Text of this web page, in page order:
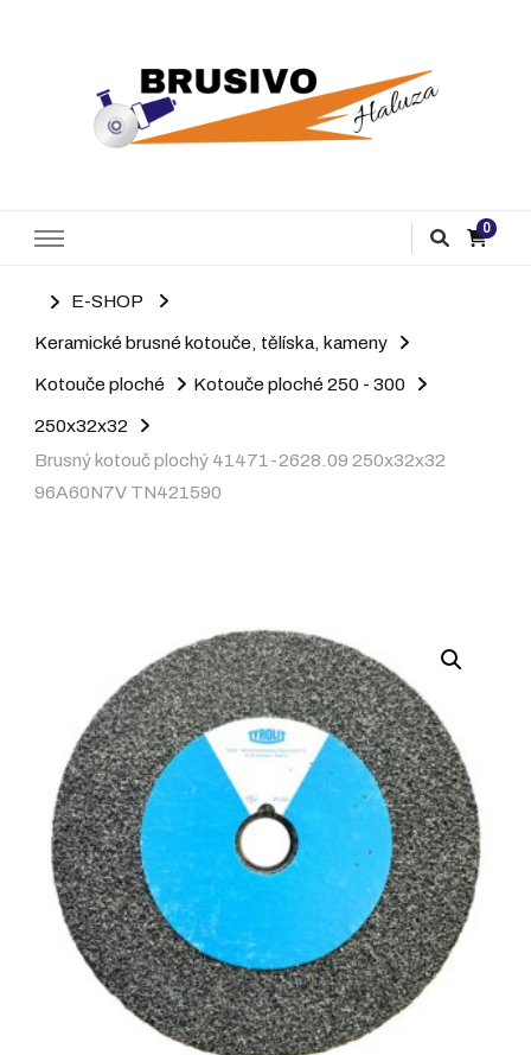
0
E-SHOP
Keramické brusné kotouče, tělíska, kameny
Kotouče ploché Kotouče ploché 250 - 300
250x32x32
Brusný kotouč plochý 41471-2628.09 250x32x32
96A60N7V TN421590